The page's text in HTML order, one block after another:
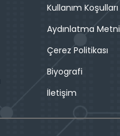
Kullanım Koşulları
Aydınlatma Metni
Çerez Politikası
Biyografi
İletişim